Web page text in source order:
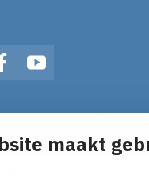
maakt
FacebookYouTube
laatste nieuws direct